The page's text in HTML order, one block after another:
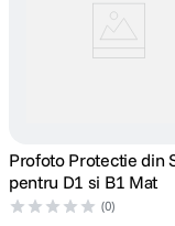
lavaliera
8 . dji mic mini
9 dji osmo
Profoto Protectie din
pentru D1 si B1 Mat
(0)